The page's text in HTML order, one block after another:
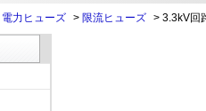
電力ヒューズ > 限流ヒューズ > 3.3kV回